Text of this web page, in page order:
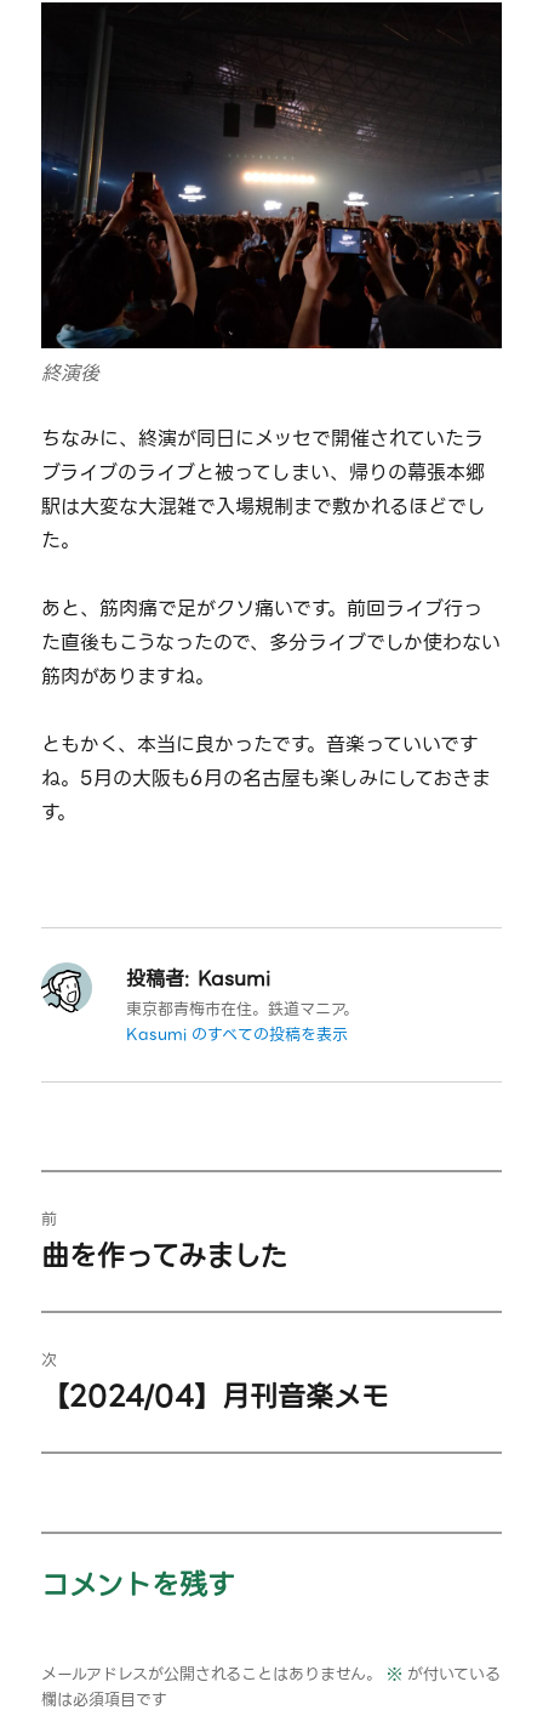
終演後
ちなみに、終演が同日にメッセで開催されていたラ
ブライブのライブと被ってしまい、帰りの幕張本郷
駅は大変な大混雑で入場規制まで敷かれるほどでし
た。
あと、筋肉痛で足がクソ痛いです。前回ライブ行っ
た直後もこうなったので、多分ライブでしか使わない
筋肉がありますね。
ともかく、本当に良かったです。音楽っていいです
ね。5月の大阪も6月の名古屋も楽しみにしておきま
す。
投稿者: Kasumi
東京都青梅市在住。鉄道マニア。
Kasumi のすべての投稿を表示
稿
ナ
ビ
ゲ
ー
ン
前
過
の
投
稿:
曲を作ってみました
次
投
【2024/04】月刊音楽メモ
コメントを残す
メールアドレスが公開されることはありません。 ※ が付いている
欄は必須項目です